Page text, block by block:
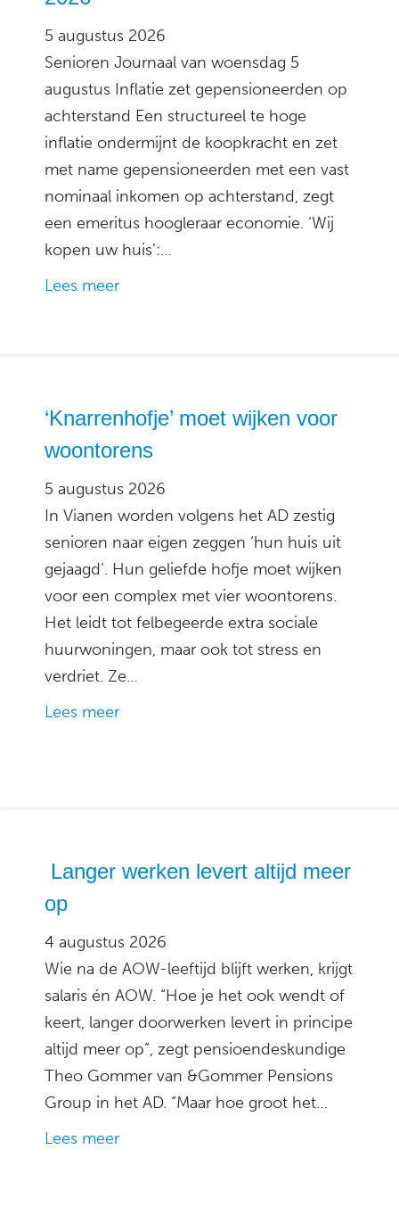
5 augustus 2026
Senioren Journaal van woensdag 5
augustus Inflatie zet gepensioneerden op
achterstand Een structureel te hoge
inflatie ondermijnt de koopkracht en zet
met name gepensioneerden met een vast
nominaal inkomen op achterstand, zegt
een emeritus hoogleraar economie. ‘Wij
kopen uw huis’:…
Lees meer
‘Knarrenhofje’ moet wijken voor
woontorens
5 augustus 2026
In Vianen worden volgens het AD zestig
senioren naar eigen zeggen ‘hun huis uit
gejaagd’. Hun geliefde hofje moet wijken
voor een complex met vier woontorens.
Het leidt tot felbegeerde extra sociale
huurwoningen, maar ook tot stress en
verdriet. Ze…
Lees meer
Langer werken levert altijd meer
op
4 augustus 2026
Wie na de AOW-leeftijd blijft werken, krijgt
salaris én AOW. “Hoe je het ook wendt of
keert, langer doorwerken levert in principe
altijd meer op”, zegt pensioendeskundige
Theo Gommer van &Gommer Pensions
Group in het AD. “Maar hoe groot het…
Lees meer